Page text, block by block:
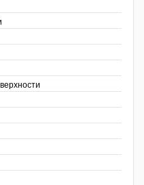
Нефтегазовые технологии
Нефтегазовая вертикаль
Разведка и охрана недр